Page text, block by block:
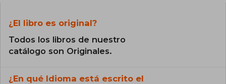
¿El libro es original?
Todos los libros de nuestro
catálogo son Originales.
¿En qué Idioma está escrito el